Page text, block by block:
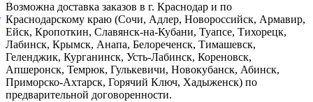
Возможна доставка заказов в г. Краснодар и по
Краснодарскому краю (Сочи, Адлер, Новороссийск, Армавир,
Ейск, Кропоткин, Славянск-на-Кубани, Туапсе, Тихорецк,
Лабинск, Крымск, Анапа, Белореченск, Тимашевск,
Геленджик, Курганинск, Усть-Лабинск, Кореновск,
Апшеронск, Темрюк, Гулькевичи, Новокубанск, Абинск,
Приморско-Ахтарск, Горячий Ключ, Хадыженск) по
предварительной договоренности.